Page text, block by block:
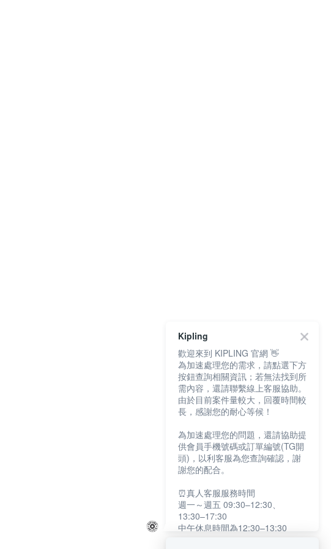
Kipling
歡迎來到 KIPLING 官網 👋
為加速處理您的需求，請點選下方
按鈕查詢相關資訊；若無法找到所
需內容，還請聯繫線上客服協助。
由於目前案件量較大，回覆時間較
長，感謝您的耐心等候！
為加速處理您的問題，還請協助提
供會員手機號碼或訂單編號(TG開
頭)，以利客服為您查詢確認，謝
謝您的配合。
⏰真人客服服務時間
週一～週五 09:30–12:30、
13:30–17:30
中午休息時間為12:30–13:30